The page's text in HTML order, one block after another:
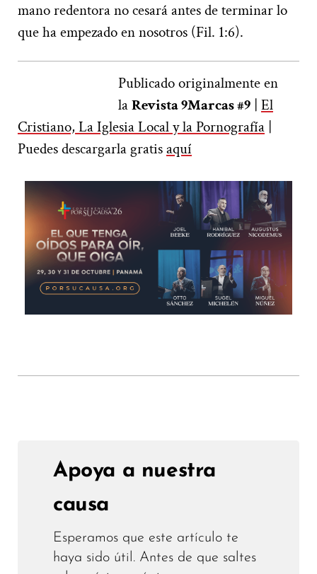
mano redentora no cesará antes de terminar lo
que ha empezado en nosotros (Fil. 1:6).
Publicado originalmente en
laRevista 9Marcas #9 | El
Cristiano, La Iglesia Local y la Pornografía |
Puedes descargarla gratisaquí
Apoya a nuestra
causa
Esperamos que este artículo te
haya sido útil. Antes de que saltes